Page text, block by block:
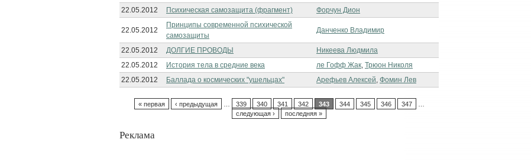
22.05.2012
Психическая самозащита (фрагмент) Форчун Дион
22.05.2012
Принципы современной психической
самозащиты
Данченко Владимир
22.05.2012 ДОЛГИЕ ПРОВОДЫ
Никеева Людмила
22.05.2012
История тела в средние века ле Гофф Жак Трюон Николя
22.05.2012
Баллада о космических "ушельцах" Арефьев Алексей Фомин Лев
« первая ‹ предыдущая 339 340 341 342 343 344 345 346 347
следующая ›
последняя »
Реклама